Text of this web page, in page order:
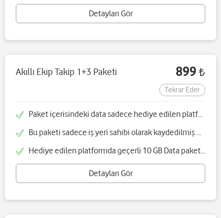
Detayları Gör
Akıllı Ekip Takip 1+3 Paketi 899 ₺
Tekrar Eder
Paket içerisindeki data sadece hediye edilen platform yönüne geçerlidir
Bu paketi sadece iş yeri sahibi olarak kaydedilmiş müşteriler alabilir
Hediye edilen platformda geçerli 10 GB Data paketinin yanında saha çalışanlarının mobil uygulamadan anlık olarak takip edip yönetebileceğiniz Akıllı Ekip Takip çözümü hediyedir
Detayları Gör